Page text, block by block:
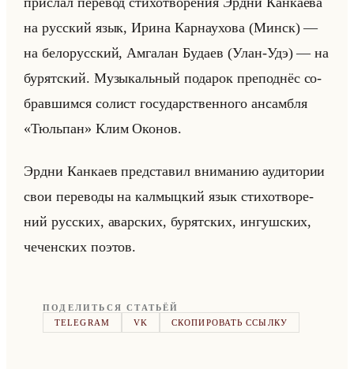
на рус­ский язык, Ирина Кар­на­ухо­ва (Минск) —
на бе­ло­рус­ский, Ам­га­лан Бу­да­ев (Улан-Удэ) — на
бу­рят­ский. Му­зы­кальный по­да­рок пре­под­нёс со­
брав­шим­ся со­лист го­су­дар­ствен­но­го ан­сам­бля
«Тюльпан» Клим Око­нов.
Эрдни Кан­ка­ев пред­ста­вил вни­ма­нию ауди­то­рии
свои пе­ре­во­ды на кал­мыц­кий язык сти­хо­тво­ре­
ний рус­ских, авар­ских, бу­рят­ских, ин­гуш­ских,
че­чен­ских по­этов.
ПОДЕЛИТЬСЯ СТАТЬЁЙ
TELEGRAM
VK СКОПИРОВАТЬ ССЫЛКУ